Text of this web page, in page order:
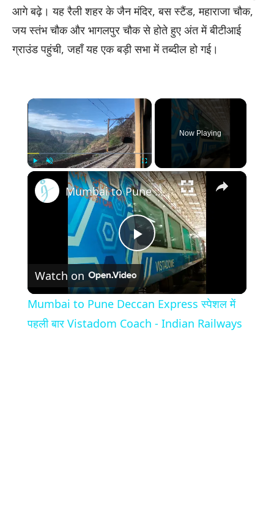
आगे बढ़े। यह रैली शहर के जैन मंदिर, बस स्टैंड, महाराजा चौक,
जय स्तंभ चौक और भागलपुर चौक से होते हुए अंत में बीटीआई
ग्राउंड पहुंची, जहाँ यह एक बड़ी सभा में तब्दील हो गई।
×
Unmute Fullscreen
Now Playing
×
Play
Video
Mumbai to Pune Deccan Express स्पेशल में पहली बार Vistadom Coach - Indian Railways
Watch on
Mumbai to Pune Deccan Express स्पेशल में
पहली बार Vistadom Coach - Indian Railways